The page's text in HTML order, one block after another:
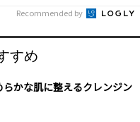
Recommended by
すめ
かな肌に整えるクレンジン